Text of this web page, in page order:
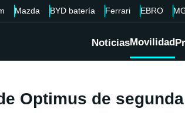
Mazda BYD batería Ferrari EBRO
NoticiasMovilidad
Optimus de